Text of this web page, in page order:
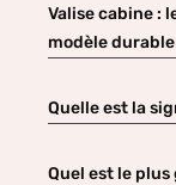
Valise cabine :
modèle durable
Quelle est la
Quel est le